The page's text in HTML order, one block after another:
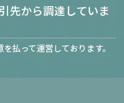
先から調達していま
払って運営しております。